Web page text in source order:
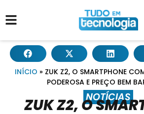
INÍCIO » ZUK Z2, O SMARTPHONE
PODEROSA E PREÇO BEM
NOTÍCIAS
ZUK Z2, O